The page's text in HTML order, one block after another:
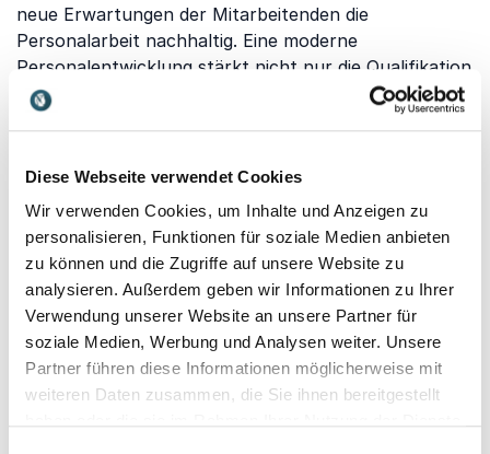
Diese Webseite verwendet Cookies
Wir verwenden Cookies, um Inhalte und Anzeigen zu
personalisieren, Funktionen für soziale Medien anbieten
zu können und die Zugriffe auf unsere Website zu
analysieren. Außerdem geben wir Informationen zu Ihrer
Verwendung unserer Website an unsere Partner für
soziale Medien, Werbung und Analysen weiter. Unsere
Partner führen diese Informationen möglicherweise mit
weiteren Daten zusammen, die Sie ihnen bereitgestellt
neue Erwartungen der Mitarbeitenden die
Personalarbeit nachhaltig. Eine moderne
Personalentwicklung stärkt nicht nur die Qualifikation
der Beschäftigten, sondern fördert Motivation,
Unternehmen ihre Mitarbeitenden erfolgreich fördern
Welche Themen behandeln
unsere Vorträge zu Human
Resources &